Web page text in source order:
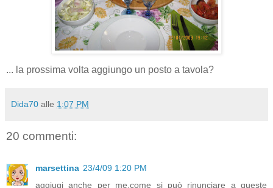
... la prossima volta aggiungo un posto a tavola?
Dida70 alle 1:07 PM
20 commenti:
marsettina 23/4/09 1:20 PM
aggiugi anche per me,come si può rinunciare a queste